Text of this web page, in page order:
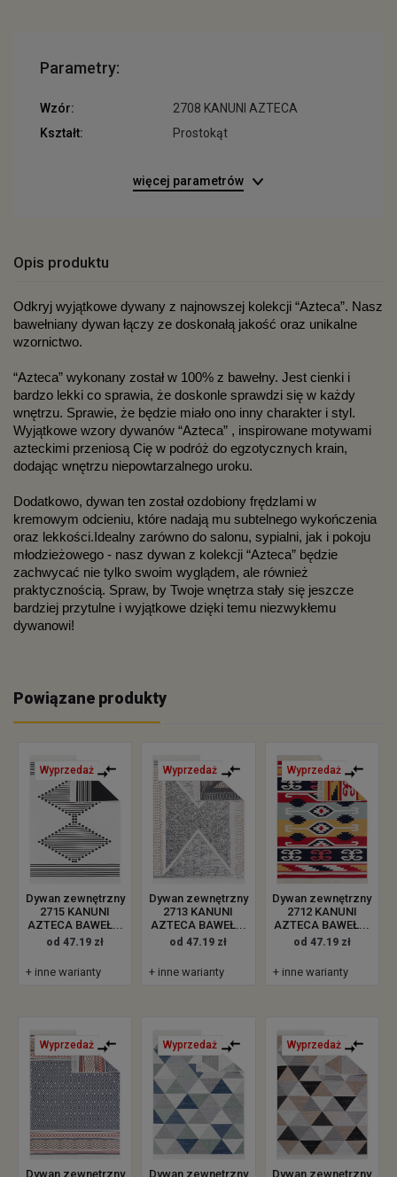
Parametry:
Wzór:
2708 KANUNI AZTECA
Kształt:
Prostokąt
więcej parametrów
Opis produktu
Odkryj wyjątkowe dywany z najnowszej kolekcji “Azteca”. Nasz
bawełniany dywan łączy ze doskonałą jakość oraz unikalne
wzornictwo.
“Azteca” wykonany został w 100% z bawełny. Jest cienki i
bardzo lekki co sprawia, że doskonle sprawdzi się w każdy
wnętrzu. Sprawie, że będzie miało ono inny charakter i styl.
Wyjątkowe wzory dywanów “Azteca” , inspirowane motywami
azteckimi przeniosą Cię w podróż do egzotycznych krain,
dodając wnętrzu niepowtarzalnego uroku.
Dodatkowo, dywan ten został ozdobiony frędzlami w
kremowym odcieniu, które nadają mu subtelnego wykończenia
oraz lekkości.Idealny zarówno do salonu, sypialni, jak i pokoju
młodzieżowego - nasz dywan z kolekcji “Azteca” będzie
zachwycać nie tylko swoim wyglądem, ale również
praktycznością. Spraw, by Twoje wnętrza stały się jeszcze
bardziej przytulne i wyjątkowe dzięki temu niezwykłemu
dywanowi!
Powiązane produkty
Wyprzedaż
Dywan zewnętrzny
2715 KANUNI
AZTECA BAWEŁ...
od 47.19 zł
+ inne warianty
Wyprzedaż
Dywan zewnętrzny
2713 KANUNI
AZTECA BAWEŁ...
od 47.19 zł
+ inne warianty
Wyprzedaż
Dywan zewnętrzny
2712 KANUNI
AZTECA BAWEŁ...
od 47.19 zł
+ inne warianty
Wyprzedaż
Dywan zewnętrzny
Wyprzedaż
Dywan zewnętrzny
Wyprzedaż
Dywan zewnętrzny